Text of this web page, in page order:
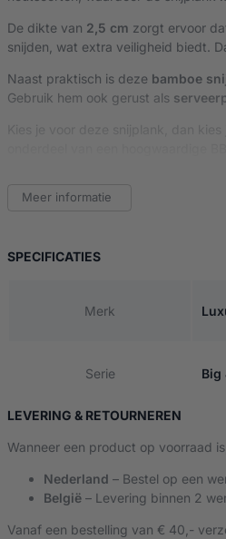
De dikte van 2,5 cm zorgt ervoor
snijden, wat extra veiligheid biedt.
Naast praktisch is deze bamboe
Gebruik hem ook gerust als
Hygiënisch en
Meer informatie
SPECIFICATIESVAN BAMBOE
Merk
Serie Big
LEVERING & RETOURNEREN
Wanneer een product op voorraad
Nederland – Bestel op een
België – Levering binnen 2
Vanaf een bestelling van € 40,-